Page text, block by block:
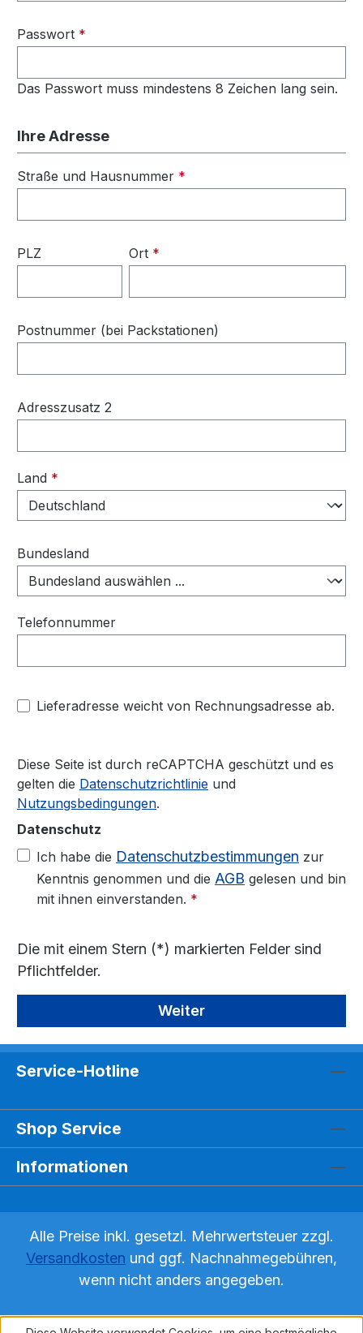
Passwort *
Das Passwort muss mindestens 8 Zeichen lang sein.
Ihre Adresse
Straße und Hausnummer *
PLZ Ort *
Postnummer (bei Packstationen)
Adresszusatz 2
Land *
Bundesland
Telefonnummer
Lieferadresse weicht von Rechnungsadresse ab.
Diese Seite ist durch reCAPTCHA geschützt und es
gelten die Datenschutzrichtlinie und
Nutzungsbedingungen.
Datenschutz
Ich habe die Datenschutzbestimmungen zur
Kenntnis genommen und die AGB gelesen und bin
mit ihnen einverstanden. *
Die mit einem Stern (*) markierten Felder sind
Pflichtfelder.
Weiter
Service-Hotline
Shop Service
Informationen
Alle Preise inkl. gesetzl. Mehrwertsteuer zzgl.
Versandkosten und ggf. Nachnahmegebühren,
wenn nicht anders angegeben.